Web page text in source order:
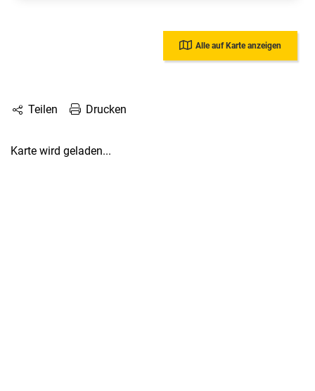
Alle auf Karte anzeigen
Teilen Drucken
Karte wird geladen...